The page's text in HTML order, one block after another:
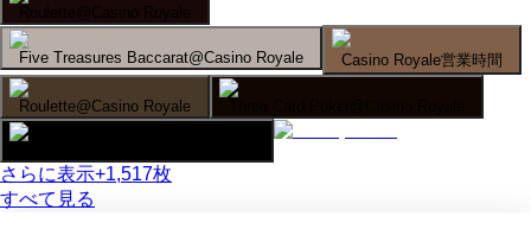
Roulette@Casino Royale
Five Treasures Baccarat@Casino Royale Casino Royale営業時間
Roulette@Casino Royale
さらに表示+1,517枚
すべて見る